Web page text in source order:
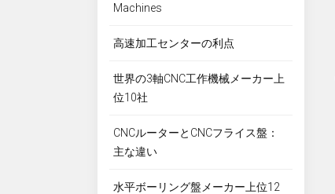
Machines
高速加工センターの利点
世界の3軸CNC工作機械メーカー上
位10社
CNCルーターとCNCフライス盤：
主な違い
水平ボーリング盤メーカー上位12